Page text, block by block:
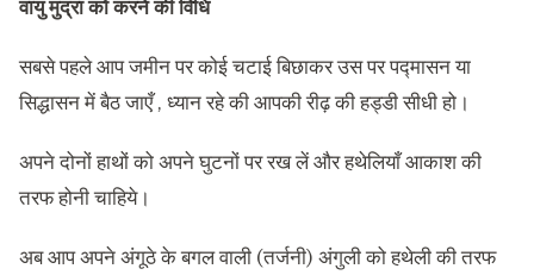
वायु मुद्रा को करने की विधि
सबसे पहले आप जमीन पर कोई चटाई बिछाकर उस पर पद्मासन या
सिद्धासन में बैठ जाएँ , ध्यान रहे की आपकी रीढ़ की हड्डी सीधी हो।
अपने दोनों हाथों को अपने घुटनों पर रख लें और हथेलियाँ आकाश की
तरफ होनी चाहिये।
अब आप अपने अंगूठे के बगल वाली (तर्जनी) अंगुली को हथेली की तरफ